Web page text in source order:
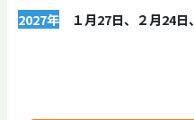
2027年 １月27日、２月24日